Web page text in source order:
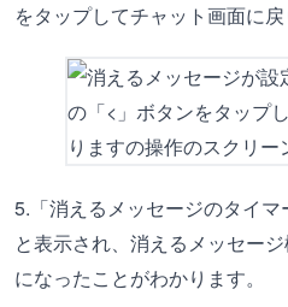
をタップしてチャット画面に戻
5.「消えるメッセージのタイ
と表示され、消えるメッセー
になったことがわかります。